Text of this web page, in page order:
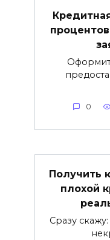
0
Получить
плохой
Сразу